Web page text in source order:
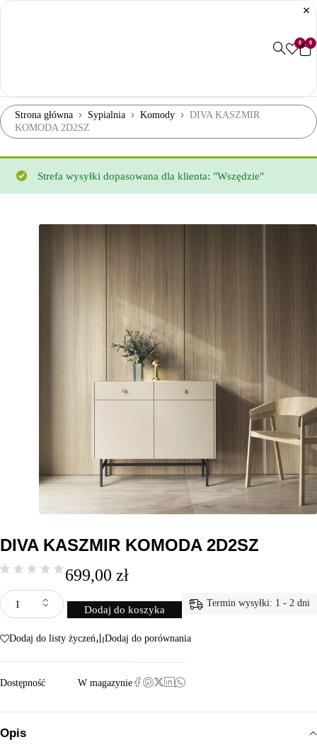
0 0
Strona główna Sypialnia Komody
DIVA KASZMIR
KOMODA 2D2SZ
Strefa wysyłki dopasowana dla klienta: "Wszędzie"
DIVA KASZMIR KOMODA 2D2SZ
699,00 zł
Dodaj do koszyka
Termin wysyłki: 1 - 2 dni
Dodaj do listy życzeń Dodaj do porównania
Dostępność W magazynie
Opis